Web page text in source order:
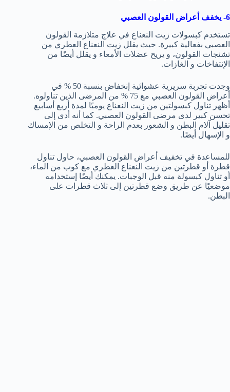
6- يخفف أعراض القولون العصبي
تستخدم كبسولات زيت النعناع في علاج متلازمة القولون
العصبي بفعالية كبيرة. حيث يقلل زيت النعناع العطري من
تشنجات القولون، و يريح عضلات الأمعاء و يقلل أيضًا من
الإنتفاخات و الغازات.
وجدت تجربة سريرية عشوائية إنخفاض بنسبة 50 % في
أعراض القولون العصبي مع 75 % من المرضى الذين تناولوه.
أظهر تناول كبسولتين من زيت النعناع يوميًا لمدة أربع أسابيع
تحسن كبير لدى مرضى القولون العصبي. كما أنه أدى إلى
تقليل آلام البطن و الشعور بعدم الراحة و التخلص من الإمساك
و الإسهال أيضًا.
للمساعدة في تخفيف أعراض القولون العصبي، حاول تناول
قطرة أو قطرتين من زيت النعناع العطري مع كوب من الماء،
أو تناول كبسولة منه قبل الوجبات. يمكنك أيضًا إستخدامه
موضعيًا عن طريق وضع قطرتين إلى ثلاث قطرات على
البطن.